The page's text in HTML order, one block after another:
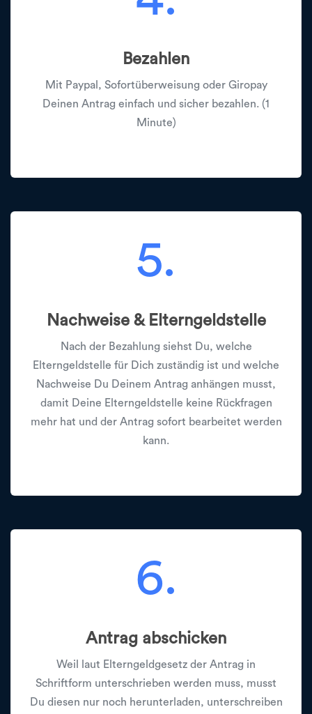
Bezahlen
Mit Paypal, Sofortüberweisung oder Giropay
Deinen Antrag einfach und sicher bezahlen. (1
Minute)
5.
Nachweise & Elterngeldstelle
Nach der Bezahlung siehst Du, welche
Elterngeldstelle für Dich zuständig ist und welche
Nachweise Du Deinem Antrag anhängen musst,
damit Deine Elterngeldstelle keine Rückfragen
mehr hat und der Antrag sofort bearbeitet werden
kann.
6.
Antrag abschicken
Weil laut Elterngeldgesetz der Antrag in
Schriftform unterschrieben werden muss, musst
Du diesen nur noch herunterladen, unterschreiben